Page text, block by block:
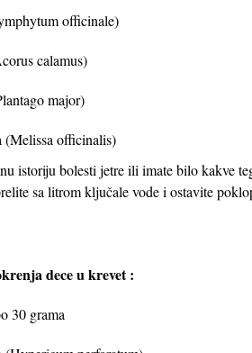
officinale)
calamus)
major)
(Melissa officinalis)
istoriju bolesti jetre ili imate bilo kakve
sa litrom ključale vode i ostavite
dece u krevet :
30 grama